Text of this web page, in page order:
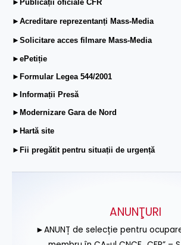
►Publicații oficiale CFR
►Acreditare reprezentanți Mass-Media
►Solicitare acces filmare Mass-Media
►ePetiție
►Formular Legea 544/2001
►Informații Presă
►Modernizare Gara de Nord
►Hartă site
►Fii pregătit pentru situații de urgență
ANUNŢURI
►ANUNȚ de selecție pentru